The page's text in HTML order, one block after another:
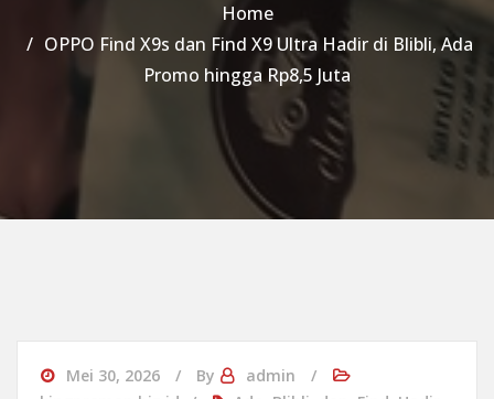
Home
OPPO Find X9s dan Find X9 Ultra Hadir di Blibli, Ada
Promo hingga Rp8,5 Juta
Mei 30, 2026 By
admin